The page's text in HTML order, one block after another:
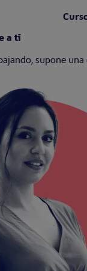
a tí
supone